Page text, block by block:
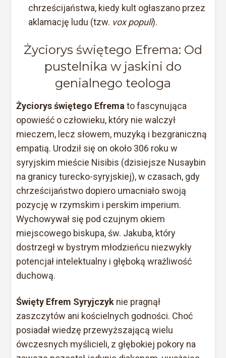
chrześcijaństwa, kiedy kult ogłaszano przez
aklamację ludu (tzw. vox populi).
Życiorys świętego Efrema: Od
pustelnika w jaskini do
genialnego teologa
Życiorys świętego Efremato fascynująca
opowieść o człowieku, który nie walczył
mieczem, lecz słowem, muzyką i bezgraniczną
empatią. Urodził się on około 306 roku w
syryjskim mieście Nisibis (dzisiejsze Nusaybin
na granicy turecko-syryjskiej), w czasach, gdy
chrześcijaństwo dopiero umacniało swoją
pozycję w rzymskim i perskim imperium.
Wychowywał się pod czujnym okiem
miejscowego biskupa, św. Jakuba, który
dostrzegł w bystrym młodzieńcu niezwykły
potencjał intelektualny i głęboką wrażliwość
duchową.
Święty Efrem Syryjczyk nie pragnął
zaszczytów ani kościelnych godności. Choć
posiadał wiedzę przewyższającą wielu
ówczesnych myślicieli, z głębokiej pokory na